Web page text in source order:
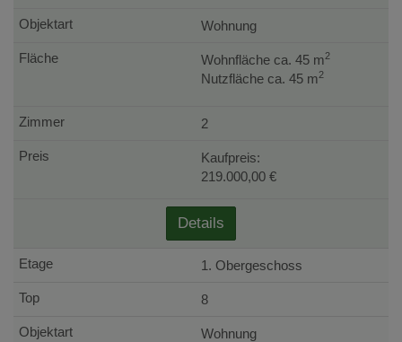
Wohnung
Wohnfläche ca. 45 m2
Nutzfläche ca. 45 m2
2
Kaufpreis:
219.000,00 €
Details
1. Obergeschoss
8
Wohnung